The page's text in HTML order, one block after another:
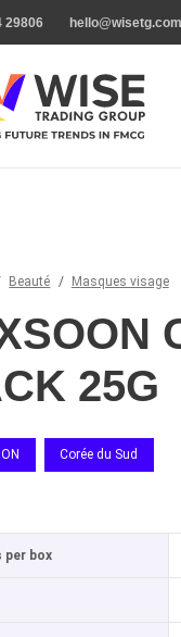
29806 hello@wisetg.com
Beauté / Masques visage
25G
Corée du Sud
per box